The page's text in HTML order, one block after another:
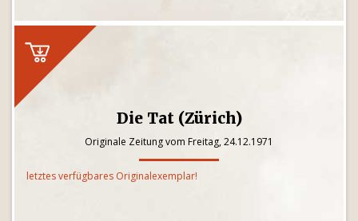
Die Tat (Zürich)
Originale Zeitung vom Freitag, 24.12.1971
letztes verfügbares Originalexemplar!